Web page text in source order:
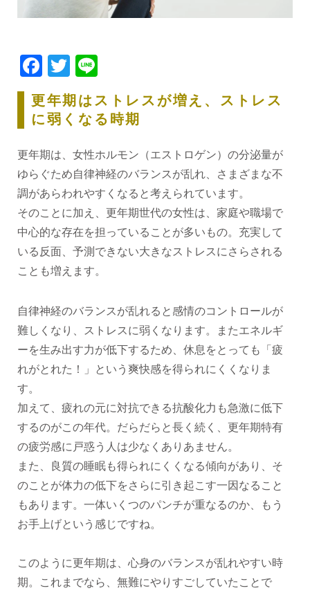
Facebook
Twitter
Line
更年期はストレスが増え、ストレス
に弱くなる時期
更年期は、女性ホルモン（エストロゲン）の分泌量が
ゆらぐため自律神経のバランスが乱れ、さまざまな不
調があらわれやすくなると考えられています。
そのことに加え、更年期世代の女性は、家庭や職場で
中心的な存在を担っていることが多いもの。充実して
いる反面、予測できない大きなストレスにさらされる
ことも増えます。
自律神経のバランスが乱れると感情のコントロールが
難しくなり、ストレスに弱くなります。またエネルギ
ーを生み出す力が低下するため、休息をとっても「疲
れがとれた！」という爽快感を得られにくくなりま
す。
加えて、疲れの元に対抗できる抗酸化力も急激に低下
するのがこの年代。だらだらと長く続く、更年期特有
の疲労感に戸惑う人は少なくありあません。
また、良質の睡眠も得られにくくなる傾向があり、そ
のことが体力の低下をさらに引き起こす一因なること
もあります。一体いくつのパンチが重なるのか、もう
お手上げという感じですね。
このように更年期は、心身のバランスが乱れやすい時
期。これまでなら、無難にやりすごしていたことで